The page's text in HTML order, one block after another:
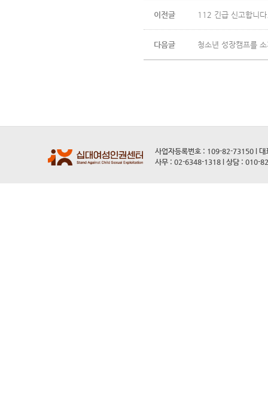
이전글 112 긴급 신고합니
다음글 청소년 성장캠프를
사업자등록번호 : 109-82-73150 l 대
사무 : 02-6348-1318 l 상담 : 010-